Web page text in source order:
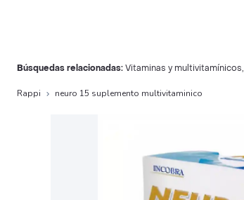
Búsquedas relacionadas:Vitaminas y multivitamínicos,
Rappi neuro 15 suplemento multivitaminico